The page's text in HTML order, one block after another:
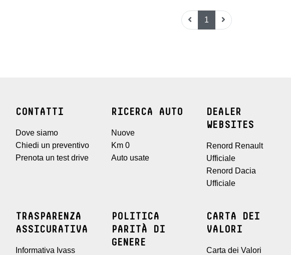
1
CONTATTI
Dove siamo
Chiedi un preventivo
Prenota un test drive
RICERCA AUTO
Nuove
Km 0
Auto usate
DEALER
WEBSITES
Renord Renault
Ufficiale
Renord Dacia
Ufficiale
TRASPARENZA
ASSICURATIVA
Informativa Ivass
POLITICA
PARITÀ DI
GENERE
CARTA DEI
VALORI
Carta dei Valori